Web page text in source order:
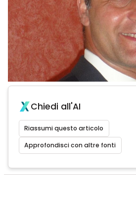
Chiedi all'AI
Riassumi questo articolo
Approfondisci con altre fonti